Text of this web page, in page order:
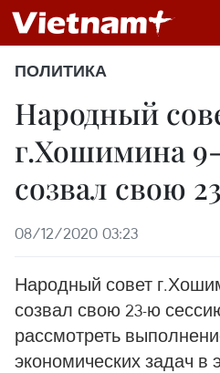
ПОЛИТИКА
Народный
г.Хошимина
созвал свою
08/12/2020 03:23
Народный совет
созвал свою 23-ю
рассмотреть
экономических задач в